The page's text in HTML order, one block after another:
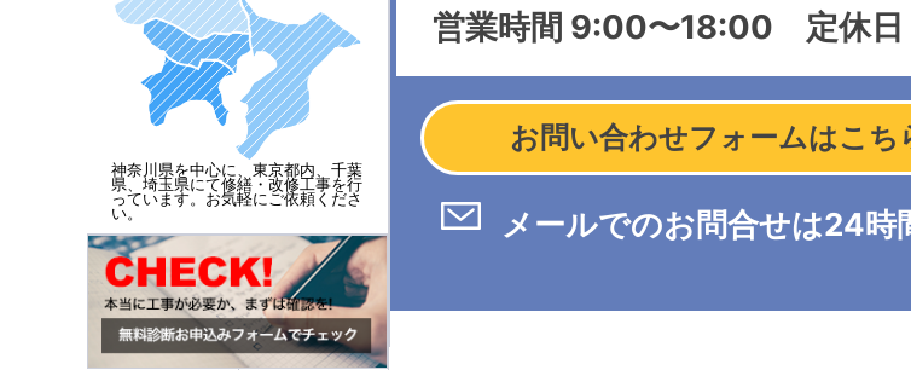
営業時間 9:00〜18:00 定休
お問い合わせフォームはこち
メールでのお問合せは24時
神奈川県を中心に、東京都内、千葉
県、埼玉県にて修繕・改修工事を行
っています。お気軽にご依頼くださ
い。